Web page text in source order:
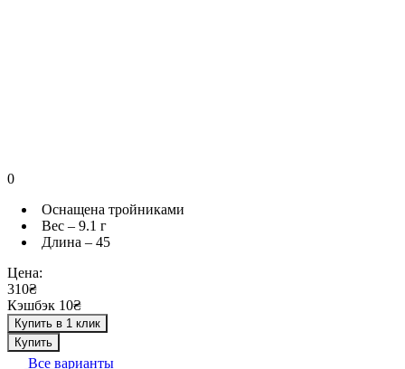
0
Оснащена тройниками
Вес – 9.1 г
Длина – 45
Цена:
310₴
Кэшбэк 10₴
Купить в 1 клик
Купить
Все варианты